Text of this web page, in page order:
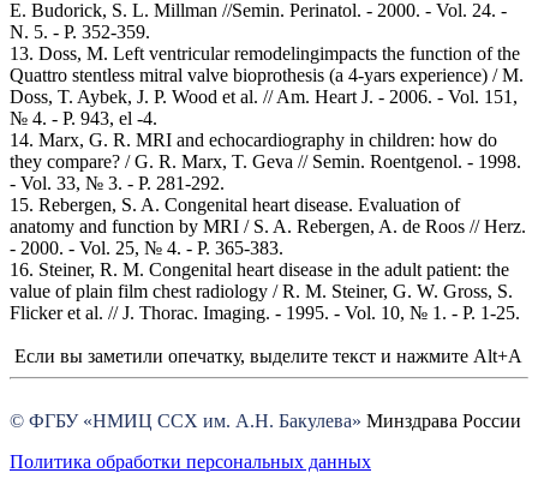
E. Budorick, S. L. Millman //Semin. Perinatol. - 2000. - Vol. 24. -
N. 5. - P. 352-359.
13. Doss, M. Left ventricular remodelingimpacts the function of the
Quattro stentless mitral valve bioprothesis (a 4-yars experience) / M.
Doss, T. Aybek, J. P. Wood et al. // Am. Heart J. - 2006. - Vol. 151,
№ 4. - P. 943, el -4.
14. Marx, G. R. MRI and echocardiography in children: how do
they compare? / G. R. Marx, T. Geva // Semin. Roentgenol. - 1998.
- Vol. 33, № 3. - P. 281-292.
15. Rebergen, S. A. Congenital heart disease. Evaluation of
anatomy and function by MRI / S. A. Rebergen, A. de Roos // Herz.
- 2000. - Vol. 25, № 4. - P. 365-383.
16. Steiner, R. M. Congenital heart disease in the adult patient: the
value of plain film chest radiology / R. M. Steiner, G. W. Gross, S.
Flicker et al. // J. Thorac. Imaging. - 1995. - Vol. 10, № 1. - P. 1-25.
Если вы заметили опечатку, выделите текст и нажмите Alt+A
© ФГБУ «НМИЦ ССХ им. А.Н. Бакулева» Минздрава России
Политика обработки персональных данных